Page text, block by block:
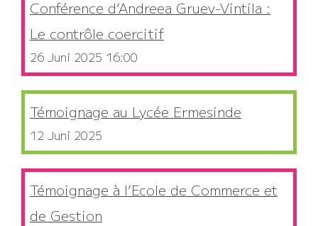
Conférence d’Andreea Gruev-Vintila :
Le contrôle coercitif
26 Juni 2025 16:00
Témoignage au Lycée Ermesinde
12 Juni 2025
Témoignage à l’Ecole de Commerce et
de Gestion